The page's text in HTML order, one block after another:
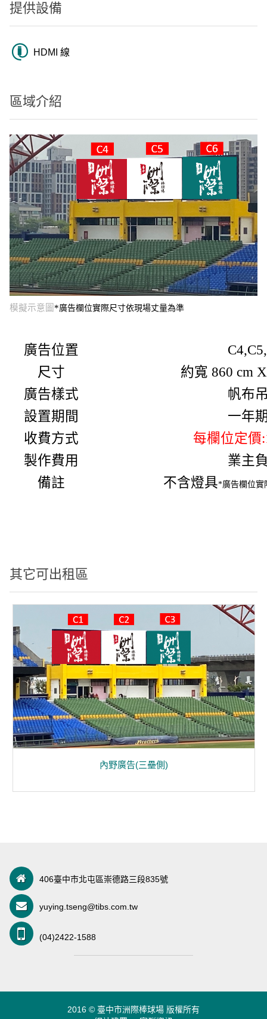
提供設備
HDMI 線
區域介紹
模擬示意圖 *廣告欄位實際尺寸依現場丈量為準
廣告位置
尺寸
約寬 860 cm
廣告樣式
帆布
設置期間
一年
收費方式
每欄位定價
製作費用
業主
備註
不含燈具*廣告欄位實
其它可出租區
內野廣告(三壘側)
406臺中市北屯區崇德路三段835號
yuying.tseng@tibs.com.tw
(04)2422-1588
2016 © 臺中市洲際棒球場 版權所有